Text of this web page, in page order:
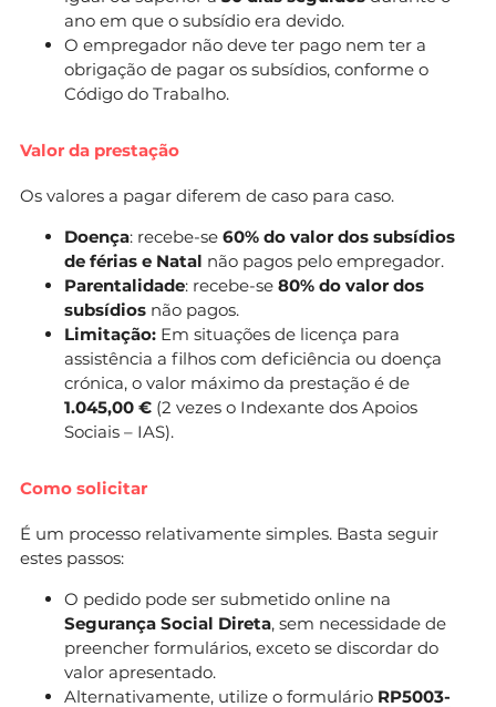
ano em que o subsídio era devido.
O empregador não deve ter pago nem ter a
obrigação de pagar os subsídios, conforme o
Código do Trabalho.
Valor da prestação
Os valores a pagar diferem de caso para caso.
Doença: recebe-se 60% do valor dos subsídios
de férias e Natal não pagos pelo empregador.
Parentalidade: recebe-se 80% do valor dos
subsídios não pagos.
Limitação: Em situações de licença para
assistência a filhos com deficiência ou doença
crónica, o valor máximo da prestação é de
1.045,00 € (2 vezes o Indexante dos Apoios
Sociais – IAS).
Como solicitar
É um processo relativamente simples. Basta seguir
estes passos:
O pedido pode ser submetido online na
Segurança Social Direta, sem necessidade de
preencher formulários, exceto se discordar do
valor apresentado.
Alternativamente, utilize o formulário RP5003-